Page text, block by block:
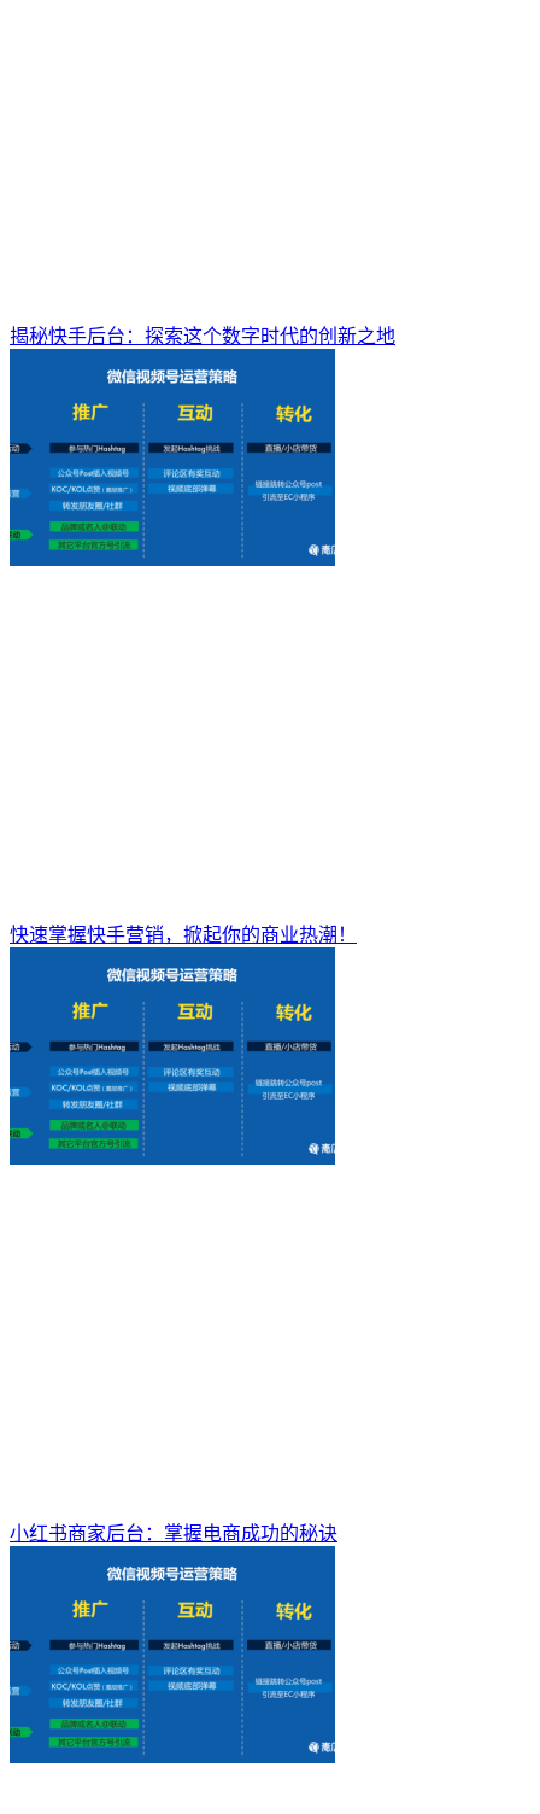
揭秘快手后台：探索这个数字时代的创新之地
快速掌握快手营销，掀起你的商业热潮！
小红书商家后台：掌握电商成功的秘诀